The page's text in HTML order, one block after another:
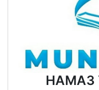
НАМАЗ